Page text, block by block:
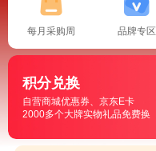
每月采购周 品牌专区
积分兑换
自营商城优惠券、京东E卡
2000多个大牌实物礼品免费换